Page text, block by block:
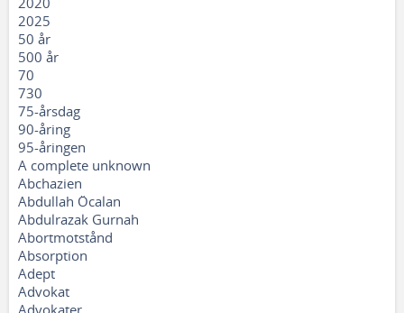
2025
50 år
500 år
70
730
75-årsdag
90-åring
95-åringen
A complete unknown
Abchazien
Abdullah Öcalan
Abdulrazak Gurnah
Abortmotstånd
Absorption
Adept
Advokat
Advokater